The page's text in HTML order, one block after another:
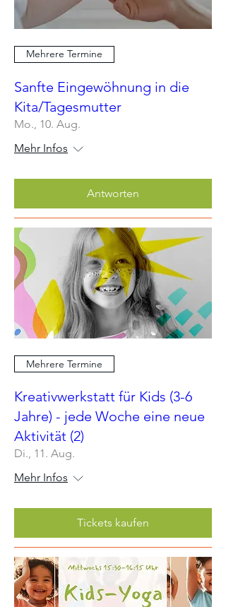
Mehrere Termine
Sanfte Eingewöhnung in die
Kita/Tagesmutter
Mo., 10. Aug.
Mehr Infos
Antworten
Mehrere Termine
Kreativwerkstatt für Kids (3-6
Jahre) - jede Woche eine neue
Aktivität (2)
Di., 11. Aug.
Mehr Infos
Tickets kaufen